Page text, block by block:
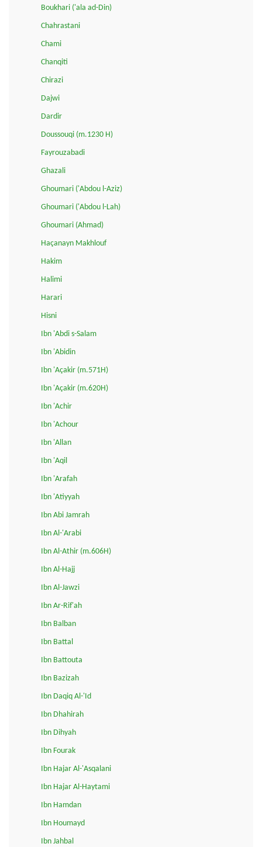
Boukhari ('ala ad-Din)
Chahrastani
Chami
Chanqiti
Chirazi
Dajwi
Dardir
Doussouqi (m.1230 H)
Fayrouzabadi
Ghazali
Ghoumari ('Abdou l-Aziz)
Ghoumari ('Abdou l-Lah)
Ghoumari (Ahmad)
Haçanayn Makhlouf
Hakim
Halimi
Harari
Hisni
Ibn 'Abdi s-Salam
Ibn 'Abidin
Ibn 'Açakir (m.571H)
Ibn 'Açakir (m.620H)
Ibn 'Achir
Ibn 'Achour
Ibn 'Allan
Ibn 'Aqil
Ibn 'Arafah
Ibn 'Atiyyah
Ibn Abi Jamrah
Ibn Al-'Arabi
Ibn Al-Athir (m.606H)
Ibn Al-Hajj
Ibn Al-Jawzi
Ibn Ar-Rif'ah
Ibn Balban
Ibn Battal
Ibn Battouta
Ibn Bazizah
Ibn Daqiq Al-'Id
Ibn Dhahirah
Ibn Dihyah
Ibn Fourak
Ibn Hajar Al-'Asqalani
Ibn Hajar Al-Haytami
Ibn Hamdan
Ibn Houmayd
Ibn Jahbal